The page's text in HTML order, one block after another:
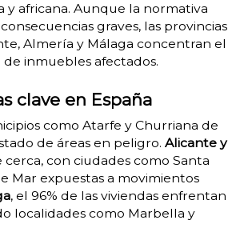
y africana. Aunque la normativa
graves, las provincias
Almería y Málaga concentran el
inmuebles afectados.
clave en España
como Atarfe y Churriana de
de áreas en peligro. Alicante y
con ciudades como Santa
Mar expuestas a movimientos
, el 96% de las viviendas enfrentan
localidades como Marbella y